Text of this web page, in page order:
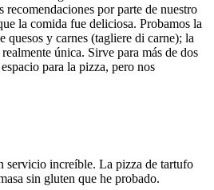
recomendaciones por parte de nuestro
la comida fue deliciosa. Probamos la
quesos y carnes (tagliere di carne); la
única. Sirve para más de dos
para la pizza, pero nos
servicio increíble. La pizza de tartufo
sin gluten que he probado.